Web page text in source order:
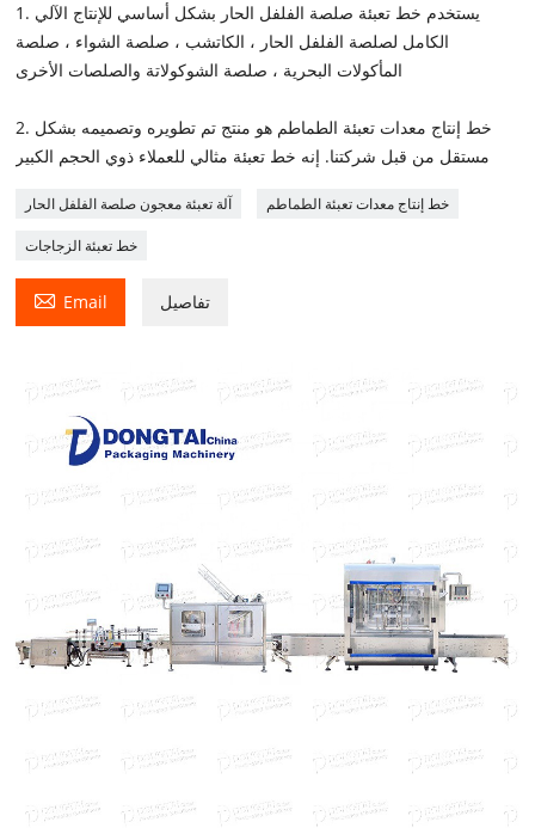
1. يستخدم خط تعبئة صلصة الفلفل الحار بشكل أساسي للإنتاج الآلي
الكامل لصلصة الفلفل الحار ، الكاتشب ، صلصة الشواء ، صلصة
المأكولات البحرية ، صلصة الشوكولاتة والصلصات الأخرى
2. خط إنتاج معدات تعبئة الطماطم هو منتج تم تطويره وتصميمه بشكل
مستقل من قبل شركتنا. إنه خط تعبئة مثالي للعملاء ذوي الحجم الكبير
آلة تعبئة معجون صلصة الفلفل الحار خط إنتاج معدات تعبئة الطماطم
خط تعبئة الزجاجات
 Email تفاصيل